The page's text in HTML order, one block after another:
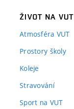
ŽIVOT NA VUT
Atmosféra VUT
Prostory školy
Koleje
Stravování
Sport na VUT